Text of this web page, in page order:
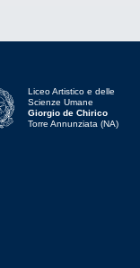
Liceo Artistico e delle
Scienze Umane
Giorgio de Chirico
Torre Annunziata (NA)